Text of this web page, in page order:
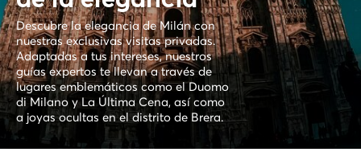
Descubre la elegancia de Milán con
nuestras exclusivas visitas privadas.
Adaptadas a tus intereses, nuestros
guías expertos te llevan a través de
lugares emblemáticos como el Duomo
di Milano y La Última Cena, así como
a joyas ocultas en el distrito de Brera.